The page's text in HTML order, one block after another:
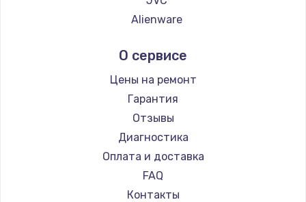
Alienware
Thunderobot
Hisense
АОС
Ardor
Machenike
iru
Titan Army
iFFALCON
О сервисе
Цены на ремонт
Гарантия
Отзывы
Диагностика
Оплата и доставка
FAQ
Контакты